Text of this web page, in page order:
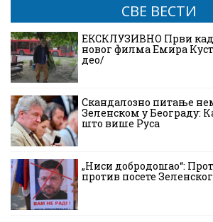
СВЕ ВЕСТИ
ЕКСКЛУЗИВНО Први
новог филма Емира
део/
Скандалозно питање
Зеленском у Београду:
што више Руса
„Ниси добродошао“:
против посете Зеленског